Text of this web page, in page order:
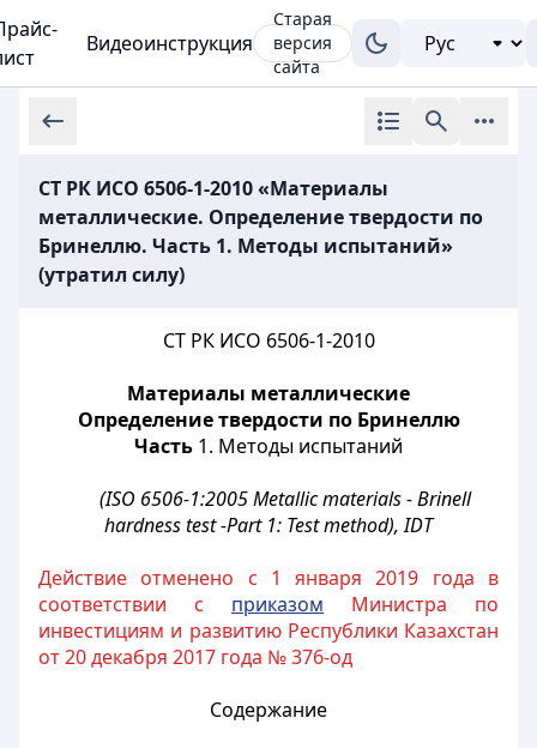
Видеоинструкция
Старая
версия
сайта
СТ РК ИСО 6506-1-2010 «Материалы
металлические. Определение твердости по
Бринеллю. Часть 1. Методы испытаний»
(утратил силу)
СТ РК ИСО 6506-1-2010
Материалы металлические
Определение твердости по Бринеллю
Часть 1. Методы испытаний
(ISO 6506-1:2005 Metallic materials - Brinell
hardness test -Part 1: Test method), IDT
Действие отменено с 1 января 2019 года в
соответствии с приказом Министра по
инвестициям и развитию Республики Казахстан
от 20 декабря 2017 года № 376-од
Содержание